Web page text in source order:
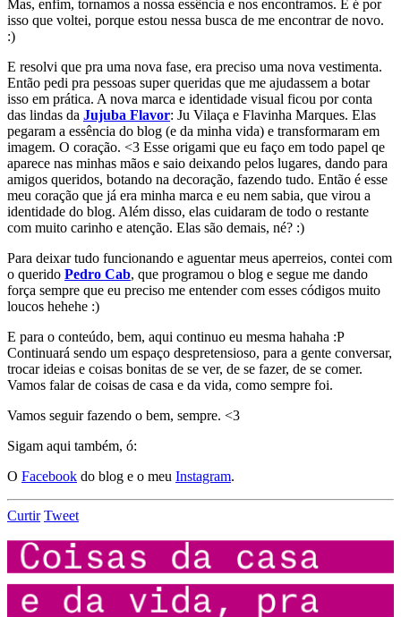
Mas, enfim, tornamos a nossa essência e nos encontramos. E é por
isso que voltei, porque estou nessa busca de me encontrar de novo.
:)
E resolvi que pra uma nova fase, era preciso uma nova vestimenta.
Então pedi pra pessoas super queridas que me ajudassem a botar
isso em prática. A nova marca e identidade visual ficou por conta
das lindas da Jujuba Flavor: Ju Vilaça e Flavinha Marques. Elas
pegaram a essência do blog (e da minha vida) e transformaram em
imagem. O coração. <3 Esse origami que eu faço em todo papel qe
aparece nas minhas mãos e saio deixando pelos lugares, dando para
amigos queridos, botando na decoração, fazendo tudo. Então é esse
meu coração que já era minha marca e eu nem sabia, que virou a
identidade do blog. Além disso, elas cuidaram de todo o restante
com muito carinho e atenção. Elas são demais, né? :)
Para deixar tudo funcionando e aguentar meus aperreios, contei com
o querido Pedro Cab, que programou o blog e segue me dando
força sempre que eu preciso me entender com esses códigos muito
loucos hehehe :)
E para o conteúdo, bem, aqui continuo eu mesma hahaha :P
Continuará sendo um espaço despretensioso, para a gente conversar,
trocar ideias e coisas bonitas de se ver, de se fazer, de se comer.
Vamos falar de coisas de casa e da vida, como sempre foi.
Vamos seguir fazendo o bem, sempre. <3
Sigam aqui também, ó:
O Facebook do blog e o meu Instagram.
Curtir Tweet